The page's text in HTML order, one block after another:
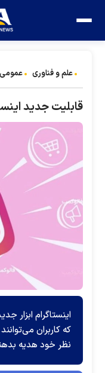
علم و فناوری عمومی
قابلیت جدید
که کاربران
نظر خود هدیه